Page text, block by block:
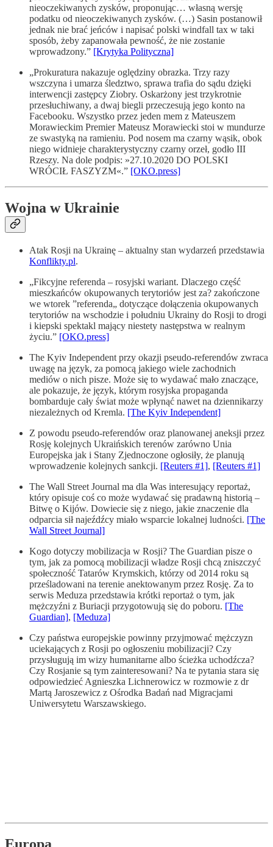
nieoczekiwanych zysków, proponując… własną wersję
podatku od nieoczekiwanych zysków. (…) Sasin postanowił
jednak nie brać jeńców i napisać polski windfall tax w taki
sposób, żeby zapanowała pewność, że nie zostanie
wprowadzony.” [Krytyka Polityczna]
„Prokuratura nakazuje oględziny obrazka. Trzy razy
wszczyna i umarza śledztwo, sprawa trafia do sądu dzięki
interwencji zastępcy Ziobry. Oskarżony jest trzykrotnie
przesłuchiwany, a dwaj biegli przeczesują jego konto na
Facebooku. Wszystko przez jeden mem z Mateuszem
Morawieckim Premier Mateusz Morawiecki stoi w mundurze
ze swastyką na ramieniu. Pod nosem ma czarny wąsik, obok
niego widnieje charakterystyczny czarny orzeł, godło III
Rzeszy. Na dole podpis: »27.10.2020 DO POLSKI
WRÓCIŁ FASZYZM«.” [OKO.press]
Wojna w Ukrainie
Atak Rosji na Ukrainę – aktualny stan wydarzeń przedstawia
Konflikty.pl.
„Fikcyjne referenda – rosyjski wariant. Dlaczego część
mieszkańców okupowanych terytoriów jest za? zakończone
we wtorek ”referenda„ dotyczące dołączenia okupowanych
terytoriów na wschodzie i południu Ukrainy do Rosji to drogi
i kiepski spektakl mający niestety następstwa w realnym
życiu.” [OKO.press]
The Kyiv Independent przy okazji pseudo-referendów zwraca
uwagę na język, za pomocą jakiego wiele zachodnich
mediów o nich pisze. Może się to wydawać mało znaczące,
ale pokazuje, że język, którym rosyjska propaganda
bombarduje cały świat może wpłynąć nawet na dziennikarzy
niezależnych od Kremla. [The Kyiv Independent]
Z powodu pseudo-referendów oraz planowanej aneksji przez
Rosję kolejnych Ukraińskich terenów zarówno Unia
Europejska jak i Stany Zjednoczone ogłosiły, że planują
wprowadzenie kolejnych sankcji. [Reuters #1], [Reuters #1]
The Wall Street Journal ma dla Was interesujący reportaż,
który opisuje coś co może wydawać się pradawną historią –
Bitwę o Kijów. Dowiecie się z niego, jakie znaczenie dla
odparcia sił najeźdźcy miało wsparcie lokalnej ludności. [The
Wall Street Journal]
Kogo dotyczy mobilizacja w Rosji? The Guardian pisze o
tym, jak za pomocą mobilizacji władze Rosji chcą zniszczyć
społeczność Tatarów Krymskich, którzy od 2014 roku są
prześladowani na terenie anektowanym przez Rosję. Za to
serwis Meduza przedstawia krótki reportaż o tym, jak
mężczyźni z Buriacji przygotowują się do poboru. [The
Guardian], [Meduza]
Czy państwa europejskie powinny przyjmować mężczyzn
uciekających z Rosji po ogłoszeniu mobilizacji? Czy
przysługują im wizy humanitarne albo ścieżka uchodźcza?
Czy Rosjanie są tym zainteresowani? Na te pytania stara się
odpowiedzieć Agnieszka Lichnerowicz w rozmowie z dr
Martą Jaroszewicz z Ośrodka Badań nad Migracjami
Uniwersytetu Warszawskiego.